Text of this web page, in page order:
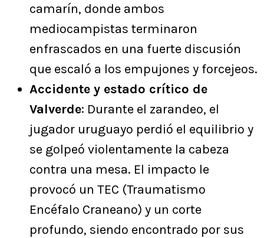
camarín, donde ambos
mediocampistas terminaron
enfrascados en una fuerte discusión
que escaló a los empujones y forcejeos.
Accidente y estado crítico de
Valverde: Durante el zarandeo, el
jugador uruguayo perdió el equilibrio y
se golpeó violentamente la cabeza
contra una mesa. El impacto le
provocó un TEC (Traumatismo
Encéfalo Craneano) y un corte
profundo, siendo encontrado por sus